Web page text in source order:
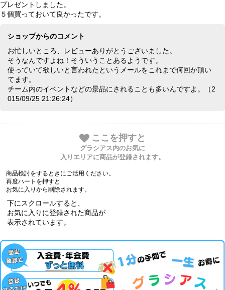
プレゼントしました。
５個買っておいて良かったです。
ショップからのコメント
お忙しいところ、レビューありがとうございました。
そうなんですよね！そういうことあるようです。
使っていて欲しいと言われたというメールをこれまで何回か頂い
てます。
チーム内のイベントなどの景品にされることも多いんですよ。（2
015/09/25 21:26:24）
ここを押すと
グラシアス内のお気に
入りエリアに商品が登録されます。
商品検討をするときにご活用ください。
再度ハートを押すと
お気に入りから削除されます。
下にスクロールすると、
お気に入りに登録された商品が
表示されています。